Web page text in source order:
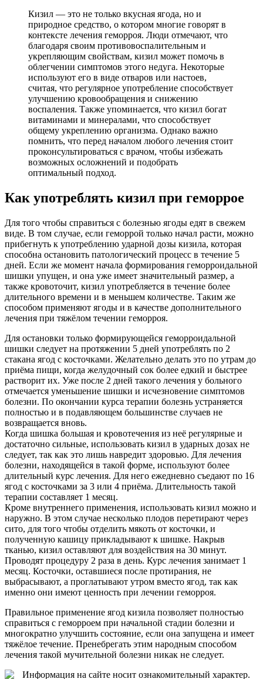
Кизил — это не только вкусная ягода, но и
природное средство, о котором многие говорят в
контексте лечения геморроя. Люди отмечают, что
благодаря своим противовоспалительным и
укрепляющим свойствам, кизил может помочь в
облегчении симптомов этого недуга. Некоторые
используют его в виде отваров или настоев,
считая, что регулярное употребление способствует
улучшению кровообращения и снижению
воспаления. Также упоминается, что кизил богат
витаминами и минералами, что способствует
общему укреплению организма. Однако важно
помнить, что перед началом любого лечения стоит
проконсультироваться с врачом, чтобы избежать
возможных осложнений и подобрать
оптимальный подход.
Как употреблять кизил при геморрое
Для того чтобы справиться с болезнью ягоды едят в свежем
виде. В том случае, если геморрой только начал расти, можно
прибегнуть к употреблению ударной дозы кизила, которая
способна остановить патологический процесс в течение 5
дней. Если же момент начала формирования геморроидальной
шишки упущен, и она уже имеет значительный размер, а
также кровоточит, кизил употребляется в течение более
длительного времени и в меньшем количестве. Таким же
способом применяют ягоды и в качестве дополнительного
лечения при тяжёлом течении геморроя.
Для остановки только формирующейся геморроидальной
шишки следует на протяжении 5 дней употреблять по 2
стакана ягод с косточками. Желательно делать это по утрам до
приёма пищи, когда желудочный сок более едкий и быстрее
растворит их. Уже после 2 дней такого лечения у больного
отмечается уменьшение шишки и исчезновение симптомов
болезни. По окончании курса терапии болезнь устраняется
полностью и в подавляющем большинстве случаев не
возвращается вновь.
Когда шишка большая и кровотечения из неё регулярные и
достаточно сильные, использовать кизил в ударных дозах не
следует, так как это лишь навредит здоровью. Для лечения
болезни, находящейся в такой форме, используют более
длительный курс лечения. Для него ежедневно съедают по 16
ягод с косточками за 3 или 4 приёма. Длительность такой
терапии составляет 1 месяц.
Кроме внутреннего применения, использовать кизил можно и
наружно. В этом случае несколько плодов перетирают через
сито, для того чтобы отделить мякоть от косточки, и
полученную кашицу прикладывают к шишке. Накрыв
тканью, кизил оставляют для воздействия на 30 минут.
Проводят процедуру 2 раза в день. Курс лечения занимает 1
месяц. Косточки, оставшиеся после протирания, не
выбрасывают, а проглатывают утром вместо ягод, так как
именно они имеют ценность при лечении геморроя.
Правильное применение ягод кизила позволяет полностью
справиться с геморроем при начальной стадии болезни и
многократно улучшить состояние, если она запущена и имеет
тяжёлое течение. Пренебрегать этим народным способом
лечения такой мучительной болезни никак не следует.